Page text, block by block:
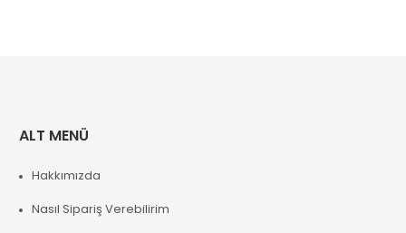
ALT MENÜ
Hakkımızda
Nasıl Sipariş Verebilirim